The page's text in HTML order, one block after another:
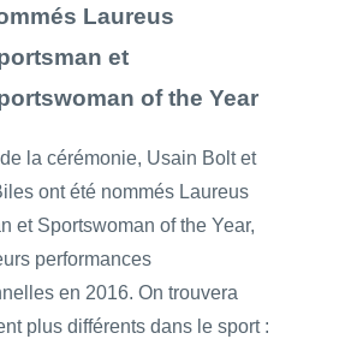
Laureus
et
of the Year
la cérémonie, Usain Bolt et
ont été nommés Laureus
et Sportswoman of the Year,
performances
en 2016. On trouvera
plus différents dans le sport :